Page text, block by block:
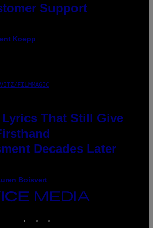
Support
Koepp
FILMMAGIC
That Still Give
Decades Later
Boisvert